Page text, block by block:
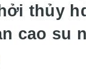
thủy
cao su